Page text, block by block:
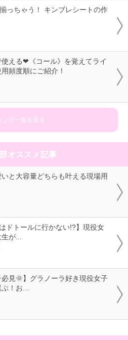
っちゃう！ キンブレシートの作
える❤《コール》を覚えてライ
頻度順にご紹介！
ング一覧を見る
オススメ記事
いと大容量どちらも叶える現場用
ドトールに行かない!?】現役女
が...
必見🌞】グラノーラ好き現役女子
！お...